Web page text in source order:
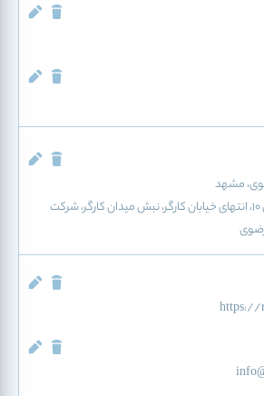
، مشهد
بلوار توس، توس ۱۰، انتهای خیابان کارگر، نبش میدان کارگر، شرکت
https://